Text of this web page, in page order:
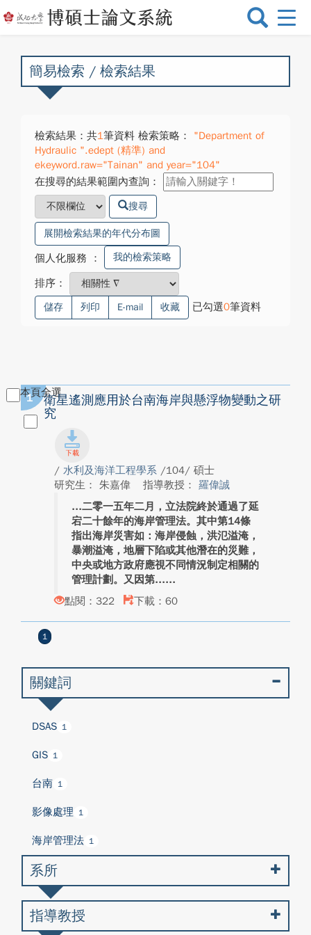
選
換
簡易檢索 / 檢索結果
檢索結果：共1筆資料 檢索策略：
"Department of
Hydraulic ".edept (精準) and
ekeyword.raw="Tainan" and year="104"
在搜尋的結果範圍內查詢：
搜尋
展開檢索結果的年代分布圖
個人化服務 ： 我的檢索策略
排序：
儲存 列印 E-mail 收藏 已勾選0筆資料
本頁全選
1
衛星遙測應用於台南海岸與懸浮物變動之研
究
/ 水利及海洋工程學系 /104/ 碩士
研究生： 朱嘉偉
指導教授： 羅偉誠
二零一五年二月，立法院終於通過了延
宕二十餘年的海岸管理法。其中第14條
指出海岸災害如：海岸侵蝕，洪氾溢淹，
暴潮溢淹，地層下陷或其他潛在的災難，
中央或地方政府應視不同情況制定相關的
管理計劃。又因第...
點閱：322
下載：60
1
關鍵詞
DSAS 1
GIS 1
台南 1
影像處理 1
海岸管理法 1
系所
指導教授